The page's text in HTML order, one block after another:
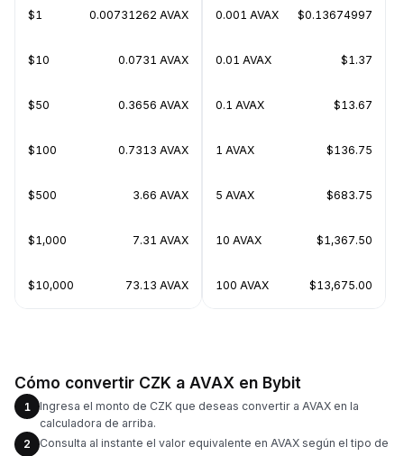
$1 0.00731262 AVAX
$10 0.0731 AVAX
$50 0.3656 AVAX
$100 0.7313 AVAX
$500 3.66 AVAX
$1,000 7.31 AVAX
$10,000 73.13 AVAX
0.001 AVAX $0.13674997
0.01 AVAX $1.37
0.1 AVAX $13.67
1 AVAX $136.75
5 AVAX $683.75
10 AVAX $1,367.50
100 AVAX $13,675.00
Cómo convertir CZK a AVAX en Bybit
1
Ingresa el monto de CZK que deseas convertir a AVAX en la
calculadora de arriba.
2
Consulta al instante el valor equivalente en AVAX según el tipo de